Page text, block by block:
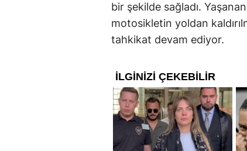
bir şekilde sağladı.
motosikletin yoldan
tahkikat devam ediyor.